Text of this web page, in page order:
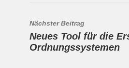
Nächster Beitrag
Neues Tool für die
Ordnungssystemen